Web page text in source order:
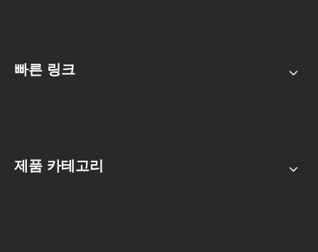
빠른 링크
제품 카테고리